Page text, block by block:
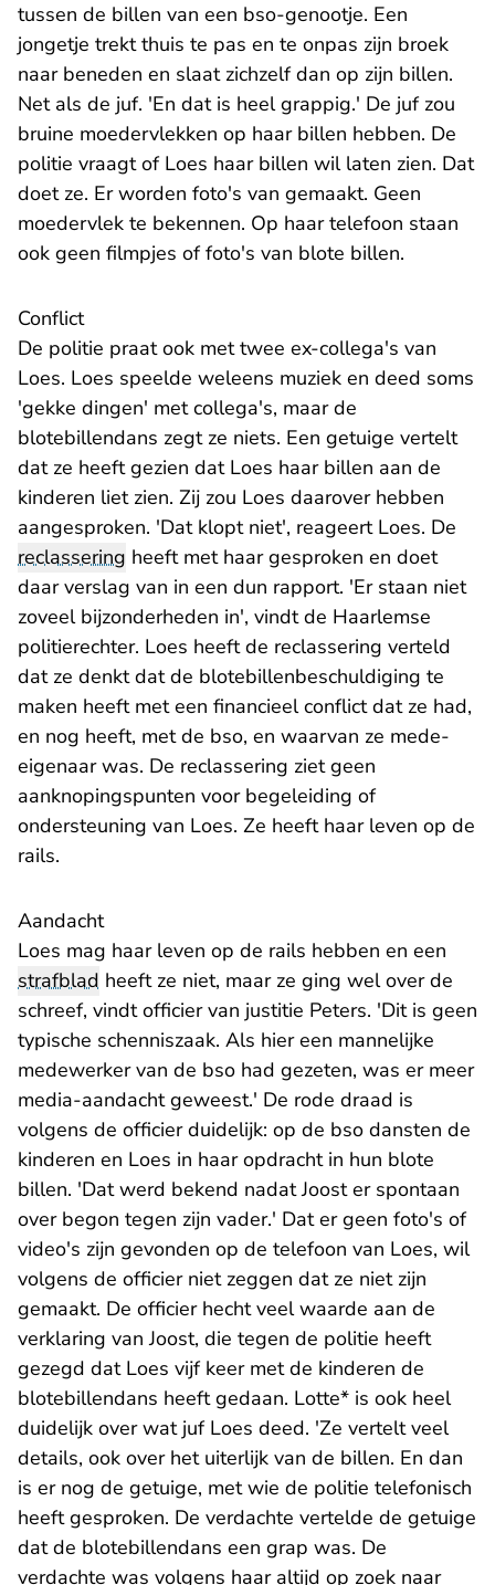
tussen de billen van een bso-genootje. Een
jongetje trekt thuis te pas en te onpas zijn broek
naar beneden en slaat zichzelf dan op zijn billen.
Net als de juf. 'En dat is heel grappig.' De juf zou
bruine moedervlekken op haar billen hebben. De
politie vraagt of Loes haar billen wil laten zien. Dat
doet ze. Er worden foto's van gemaakt. Geen
moedervlek te bekennen. Op haar telefoon staan
ook geen filmpjes of foto's van blote billen.
Conflict
De politie praat ook met twee ex-collega's van
Loes. Loes speelde weleens muziek en deed soms
'gekke dingen' met collega's, maar de
blotebillendans zegt ze niets. Een getuige vertelt
dat ze heeft gezien dat Loes haar billen aan de
kinderen liet zien. Zij zou Loes daarover hebben
aangesproken. 'Dat klopt niet', reageert Loes. De
reclassering heeft met haar gesproken en doet
daar verslag van in een dun rapport. 'Er staan niet
zoveel bijzonderheden in', vindt de Haarlemse
politierechter. Loes heeft de reclassering verteld
dat ze denkt dat de blotebillenbeschuldiging te
maken heeft met een financieel conflict dat ze had,
en nog heeft, met de bso, en waarvan ze mede-
eigenaar was. De reclassering ziet geen
aanknopingspunten voor begeleiding of
ondersteuning van Loes. Ze heeft haar leven op de
rails.
Aandacht
Loes mag haar leven op de rails hebben en een
strafblad heeft ze niet, maar ze ging wel over de
schreef, vindt officier van justitie Peters. 'Dit is geen
typische schenniszaak. Als hier een mannelijke
medewerker van de bso had gezeten, was er meer
media-aandacht geweest.' De rode draad is
volgens de officier duidelijk: op de bso dansten de
kinderen en Loes in haar opdracht in hun blote
billen. 'Dat werd bekend nadat Joost er spontaan
over begon tegen zijn vader.' Dat er geen foto's of
video's zijn gevonden op de telefoon van Loes, wil
volgens de officier niet zeggen dat ze niet zijn
gemaakt. De officier hecht veel waarde aan de
verklaring van Joost, die tegen de politie heeft
gezegd dat Loes vijf keer met de kinderen de
blotebillendans heeft gedaan. Lotte* is ook heel
duidelijk over wat juf Loes deed. 'Ze vertelt veel
details, ook over het uiterlijk van de billen. En dan
is er nog de getuige, met wie de politie telefonisch
heeft gesproken. De verdachte vertelde de getuige
dat de blotebillendans een grap was. De
verdachte was volgens haar altijd op zoek naar